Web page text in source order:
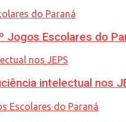
Jogos Escolares do
intelectual nos